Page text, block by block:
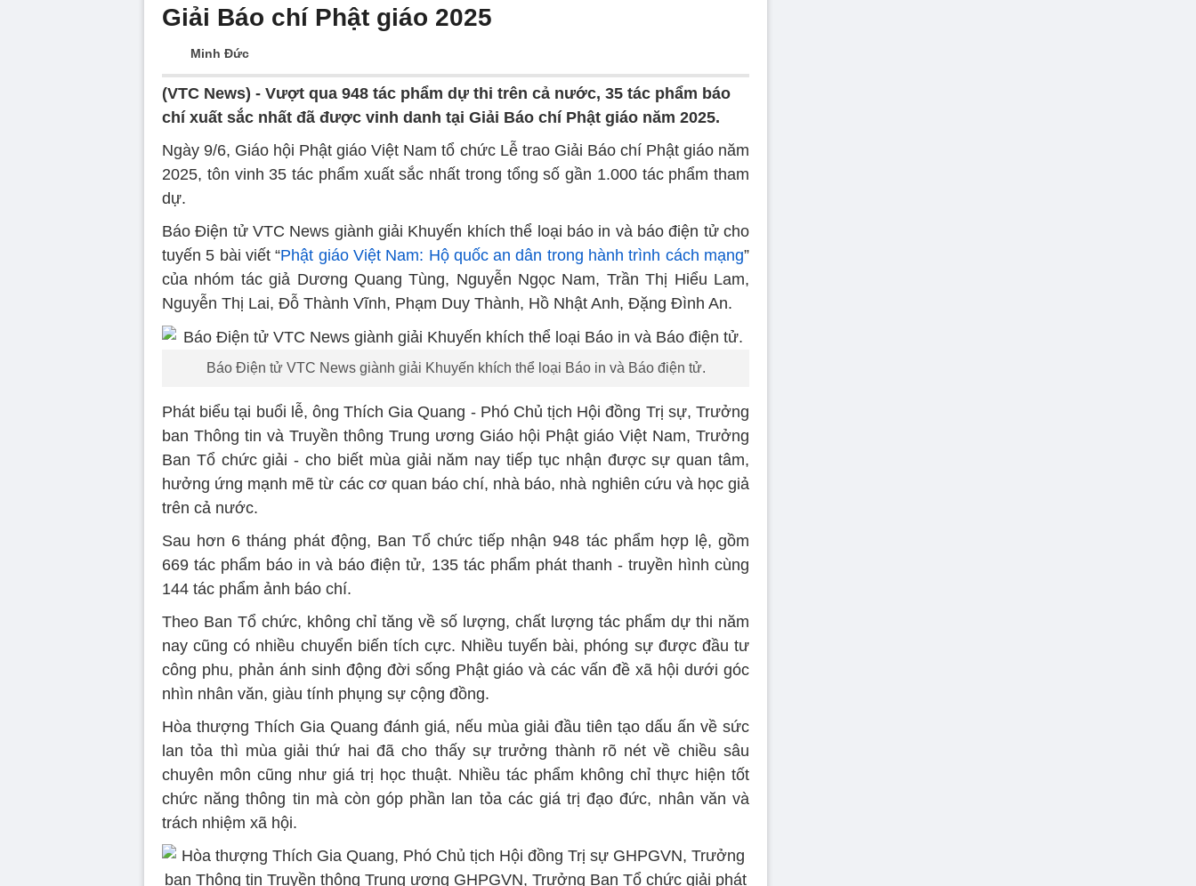
Giải Báo chí Phật giáo 2025
Minh Đức
(VTC News) - Vượt qua 948 tác phẩm dự thi trên cả nước, 35 tác phẩm báo
chí xuất sắc nhất đã được vinh danh tại Giải Báo chí Phật giáo năm 2025.
Ngày 9/6, Giáo hội Phật giáo Việt Nam tổ chức Lễ trao Giải Báo chí Phật giáo năm
2025, tôn vinh 35 tác phẩm xuất sắc nhất trong tổng số gần 1.000 tác phẩm tham
dự.
Báo Điện tử VTC News giành giải Khuyến khích thể loại báo in và báo điện tử cho
tuyến 5 bài viết “Phật giáo Việt Nam: Hộ quốc an dân trong hành trình cách mạng”
của nhóm tác giả Dương Quang Tùng, Nguyễn Ngọc Nam, Trần Thị Hiểu Lam,
Nguyễn Thị Lai, Đỗ Thành Vĩnh, Phạm Duy Thành, Hồ Nhật Anh, Đặng Đình An.
Báo Điện tử VTC News giành giải Khuyến khích thể loại Báo in và Báo điện tử.
Phát biểu tại buổi lễ, ông Thích Gia Quang - Phó Chủ tịch Hội đồng Trị sự, Trưởng
ban Thông tin và Truyền thông Trung ương Giáo hội Phật giáo Việt Nam, Trưởng
Ban Tổ chức giải - cho biết mùa giải năm nay tiếp tục nhận được sự quan tâm,
hưởng ứng mạnh mẽ từ các cơ quan báo chí, nhà báo, nhà nghiên cứu và học giả
trên cả nước.
Sau hơn 6 tháng phát động, Ban Tổ chức tiếp nhận 948 tác phẩm hợp lệ, gồm
669 tác phẩm báo in và báo điện tử, 135 tác phẩm phát thanh - truyền hình cùng
144 tác phẩm ảnh báo chí.
Theo Ban Tổ chức, không chỉ tăng về số lượng, chất lượng tác phẩm dự thi năm
nay cũng có nhiều chuyển biến tích cực. Nhiều tuyến bài, phóng sự được đầu tư
công phu, phản ánh sinh động đời sống Phật giáo và các vấn đề xã hội dưới góc
nhìn nhân văn, giàu tính phụng sự cộng đồng.
Hòa thượng Thích Gia Quang đánh giá, nếu mùa giải đầu tiên tạo dấu ấn về sức
lan tỏa thì mùa giải thứ hai đã cho thấy sự trưởng thành rõ nét về chiều sâu
chuyên môn cũng như giá trị học thuật. Nhiều tác phẩm không chỉ thực hiện tốt
chức năng thông tin mà còn góp phần lan tỏa các giá trị đạo đức, nhân văn và
trách nhiệm xã hội.